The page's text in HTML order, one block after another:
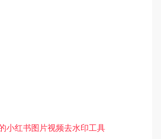
小红书图片视频去水印工具